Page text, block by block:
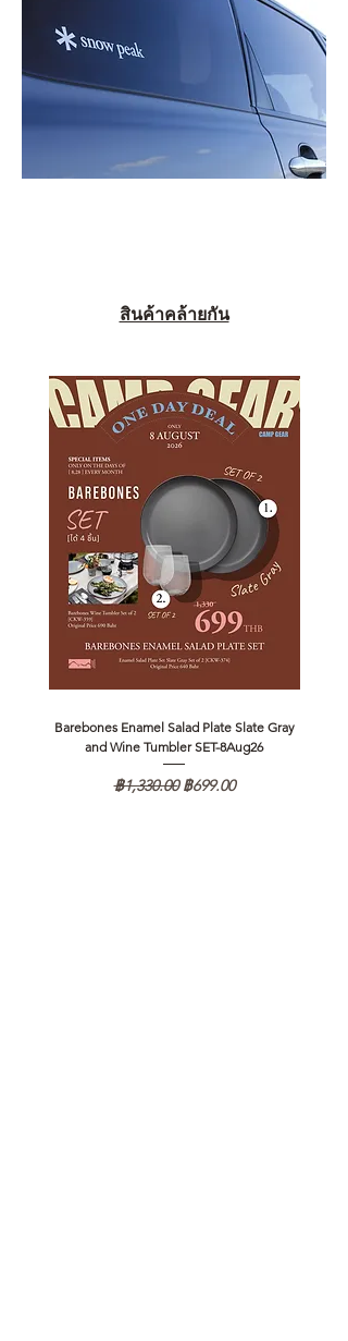
สินค้าคล้ายกัน
Barebones Enamel Salad Plate Slate Gray
and Wine Tumbler SET-8Aug26
ราคาปกติ
฿1,330.00 ราคาขายลด
฿699.00